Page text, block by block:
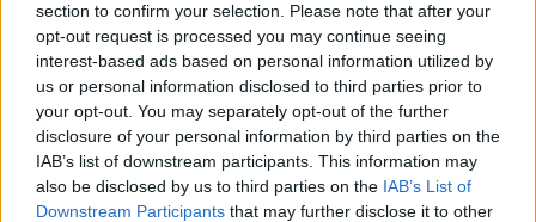
section to confirm your selection. Please note that after your
opt-out request is processed you may continue seeing
interest-based ads based on personal information utilized by
us or personal information disclosed to third parties prior to
your opt-out. You may separately opt-out of the further
disclosure of your personal information by third parties on the
IAB’s list of downstream participants. This information may
also be disclosed by us to third parties on the IAB’s List of
Downstream Participants that may further disclose it to other